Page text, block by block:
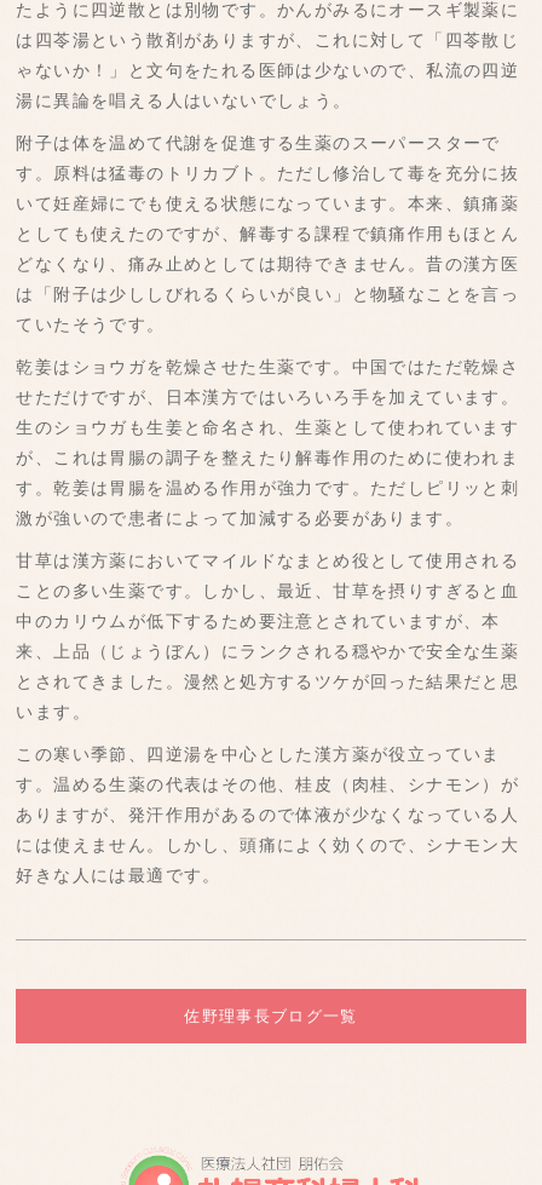
たように四逆散とは別物です。かんがみるにオースギ製薬に
は四苓湯という散剤がありますが、これに対して「四苓散じ
ゃないか！」と文句をたれる医師は少ないので、私流の四逆
湯に異論を唱える人はいないでしょう。
附子は体を温めて代謝を促進する生薬のスーパースターで
す。原料は猛毒のトリカブト。ただし修治して毒を充分に抜
いて妊産婦にでも使える状態になっています。本来、鎮痛薬
としても使えたのですが、解毒する課程で鎮痛作用もほとん
どなくなり、痛み止めとしては期待できません。昔の漢方医
は「附子は少ししびれるくらいが良い」と物騒なことを言っ
ていたそうです。
乾姜はショウガを乾燥させた生薬です。中国ではただ乾燥さ
せただけですが、日本漢方ではいろいろ手を加えています。
生のショウガも生姜と命名され、生薬として使われています
が、これは胃腸の調子を整えたり解毒作用のために使われま
す。乾姜は胃腸を温める作用が強力です。ただしピリッと刺
激が強いので患者によって加減する必要があります。
甘草は漢方薬においてマイルドなまとめ役として使用される
ことの多い生薬です。しかし、最近、甘草を摂りすぎると血
中のカリウムが低下するため要注意とされていますが、本
来、上品（じょうぼん）にランクされる穏やかで安全な生薬
とされてきました。漫然と処方するツケが回った結果だと思
います。
この寒い季節、四逆湯を中心とした漢方薬が役立っていま
す。温める生薬の代表はその他、桂皮（肉桂、シナモン）が
ありますが、発汗作用があるので体液が少なくなっている人
には使えません。しかし、頭痛によく効くので、シナモン大
好きな人には最適です。
佐野理事長ブログ一覧